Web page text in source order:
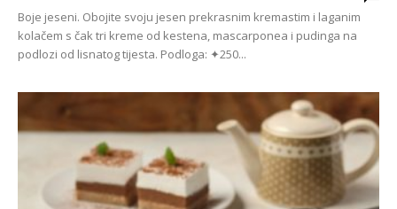
Boje jeseni. Obojite svoju jesen prekrasnim kremastim i laganim
kolačem s čak tri kreme od kestena, mascarponea i pudinga na
podlozi od lisnatog tijesta. Podloga: ✦250...